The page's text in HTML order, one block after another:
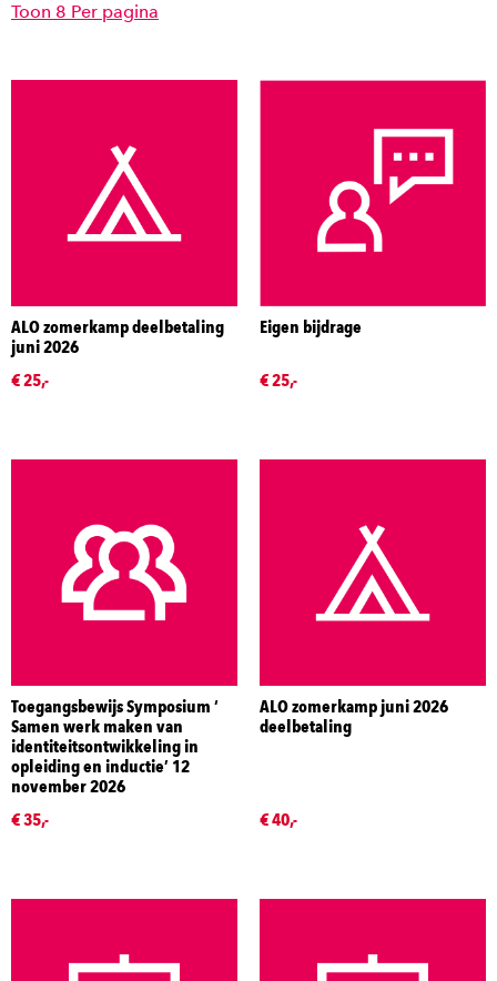
Toon 8 Per pagina
ALO zomerkamp deelbetaling
juni 2026
€ 25,-
Eigen bijdrage
€ 25,-
Toegangsbewijs Symposium ‘
Samen werk maken van
identiteitsontwikkeling in
opleiding en inductie’ 12
november 2026
€ 35,-
ALO zomerkamp juni 2026
deelbetaling
€ 40,-